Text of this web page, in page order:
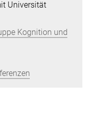
Universität
Kognition und